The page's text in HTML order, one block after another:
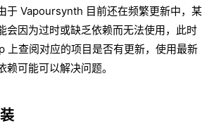
于 Vapoursynth 目前还在频繁更新中，某
会因为过时或缺乏依赖而无法使用，此时
上查阅对应的项目是否有更新，使用最新
赖可能可以解决问题。